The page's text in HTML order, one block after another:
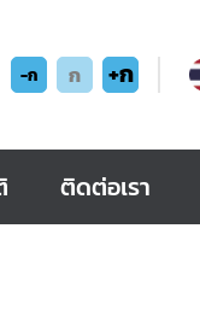
-ก ก +ก
ติดต่อเรา